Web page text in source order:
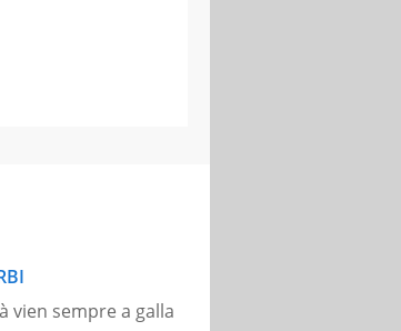
vien sempre a galla